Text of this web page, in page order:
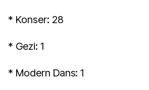
* Konser: 28
* Gezi: 1
* Modern Dans: 1